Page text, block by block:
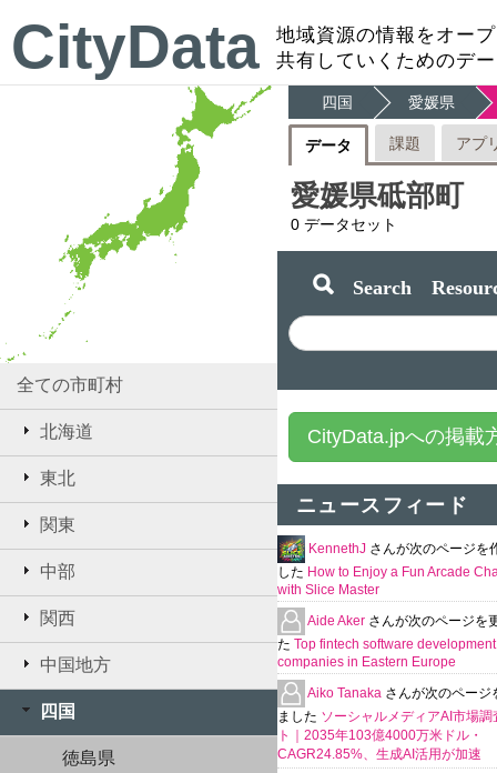
CityData
地域資源の情報をオー
共有していくためのデ
全ての市町村
北海道
東北
関東
中部
関西
中国地方
四国
徳島県
四国 愛媛県
データ 課題 アプ
愛媛県砥部町
0 データセット
Search
CityData.jpへの掲載
ニュースフィード
KennethJ さんが次のページを
した How to Enjoy a Fun Arcade
with Slice Master
Aide Aker さんが次のページを
た Top fintech software development
companies in Eastern Europe
Aiko Tanaka さんが次のページ
ました ソーシャルメディアAI市場調
ト｜2035年103億4000万米ドル・
CAGR24.85%、生成AI活用が加速